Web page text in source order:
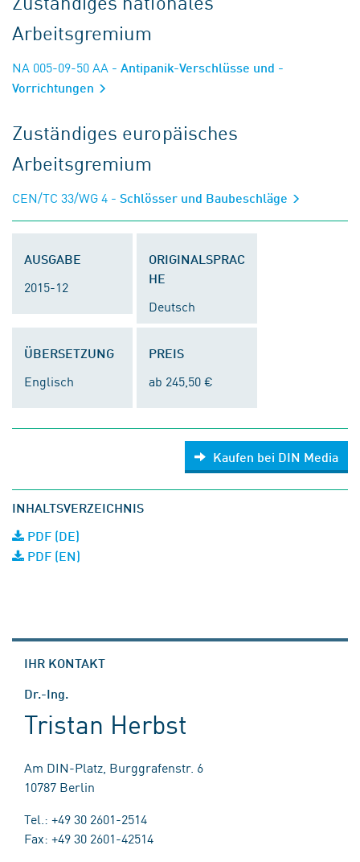
Arbeitsgremium
NA 005-09-50 AA - Antipanik-Verschlüsse und -
Vorrichtungen
Zuständiges europäisches
Arbeitsgremium
CEN/TC 33/WG 4 - Schlösser und Baubeschläge
AUSGABE
2015-12
ORIGINALSPRAC
HE
Deutsch
ÜBERSETZUNG
Englisch
PREIS
ab 245,50 €
Kaufen bei DIN Media
INHALTSVERZEICHNIS
PDF (DE)
PDF (EN)
IHR KONTAKT
Dr.-Ing.
Tristan Herbst
Am DIN-Platz, Burggrafenstr. 6
10787 Berlin
Tel.: +49 30 2601-2514
Fax: +49 30 2601-42514